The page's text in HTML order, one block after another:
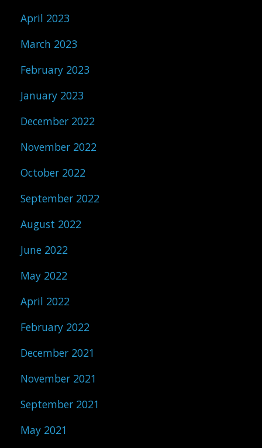
April 2023
March 2023
February 2023
January 2023
December 2022
November 2022
October 2022
September 2022
August 2022
June 2022
May 2022
April 2022
February 2022
December 2021
November 2021
September 2021
May 2021